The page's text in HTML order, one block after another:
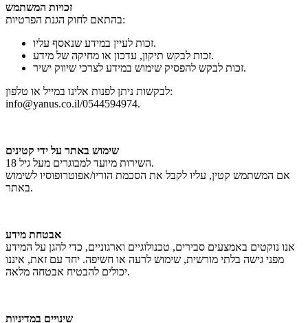
זכויות המשתמש
בהתאם לחוק הגנת הפרטיות:
זכות לעיין במידע שנאסף עליו.
זכות לבקש תיקון, עדכון או מחיקה של מידע.
זכות לבקש להפסיק שימוש במידע לצרכי שיווק ישיר.
לבקשות ניתן לפנות אלינו במייל או טלפון:
info@yanus.co.il/0544594974.
שימוש באתר על ידי קטינים
השירות מיועד למבוגרים מעל גיל 18.
אם המשתמש קטין, עליו לקבל את הסכמת הוריו/אפוטרופוסיו לשימוש
באתר.
אבטחת מידע
אנו נוקטים באמצעים סבירים, טכנולוגיים וארגוניים, כדי להגן על המידע
מפני גישה בלתי מורשית, שימוש לרעה או חשיפה. יחד עם זאת, איננו
יכולים להבטיח אבטחה מלאה.
שינויים במדיניות